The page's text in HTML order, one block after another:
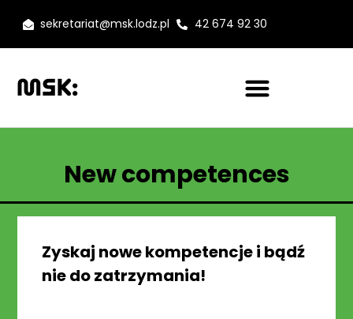
sekretariat@msk.lodz.pl 42 674 92 30
New competences
Zyskaj nowe kompetencje i bądź
nie do zatrzymania!